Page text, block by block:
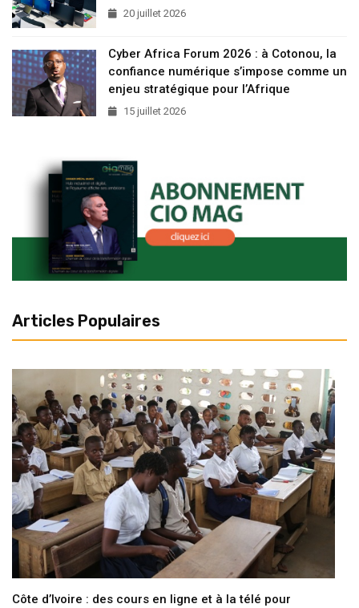
20 juillet 2026
Cyber Africa Forum 2026 : à Cotonou, la
confiance numérique s’impose comme un
enjeu stratégique pour l’Afrique
15 juillet 2026
Articles Populaires
Côte d’Ivoire : des cours en ligne et à la télé pour